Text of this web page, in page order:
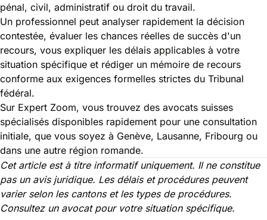
pénal, civil, administratif ou droit du travail.
Un professionnel peut analyser rapidement la décision
contestée, évaluer les chances réelles de succès d'un
recours, vous expliquer les délais applicables à votre
situation spécifique et rédiger un mémoire de recours
conforme aux exigences formelles strictes du Tribunal
fédéral.
Sur Expert Zoom, vous trouvez des avocats suisses
spécialisés disponibles rapidement pour une consultation
initiale, que vous soyez à Genève, Lausanne, Fribourg ou
dans une autre région romande.
Cet article est à titre informatif uniquement. Il ne constitue
pas un avis juridique. Les délais et procédures peuvent
varier selon les cantons et les types de procédures.
Consultez un avocat pour votre situation spécifique.